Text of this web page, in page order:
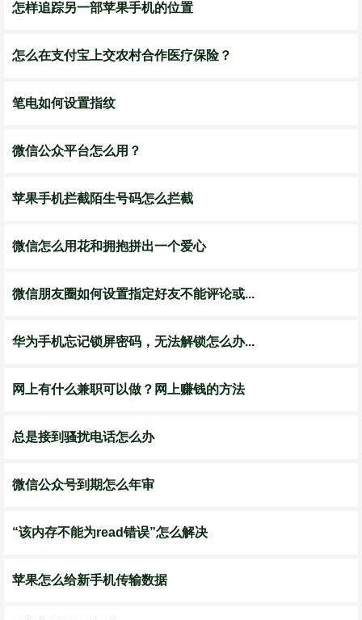
怎样追踪另一部苹果手机的位置
怎么在支付宝上交农村合作医疗保险？
笔电如何设置指纹
微信公众平台怎么用？
苹果手机拦截陌生号码怎么拦截
微信怎么用花和拥抱拼出一个爱心
微信朋友圈如何设置指定好友不能评论或...
华为手机忘记锁屏密码，无法解锁怎么办...
网上有什么兼职可以做？网上赚钱的方法
总是接到骚扰电话怎么办
微信公众号到期怎么年审
“该内存不能为read错误”怎么解决
苹果怎么给新手机传输数据